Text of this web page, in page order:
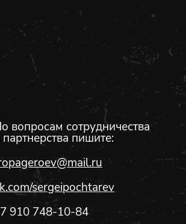
вопросам сотрудничества
партнерства пишите:
sergeipochtarev
910 748-10-84